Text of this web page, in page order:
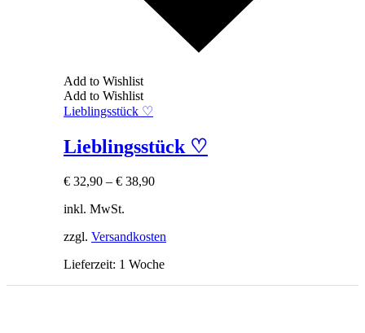
Add to Wishlist
Add to Wishlist
Lieblingsstück ♡
Lieblingsstück ♡
€ 32,90 – € 38,90
inkl. MwSt.
zzgl. Versandkosten
Lieferzeit: 1 Woche